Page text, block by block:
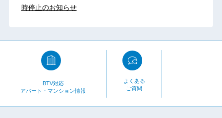
時停止のお知らせ
BTV対応
アパート・マンション情報
よくある
ご質問